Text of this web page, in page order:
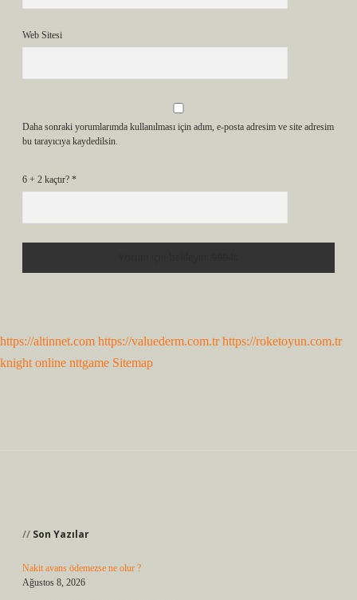
Web Sitesi
Daha sonraki yorumlarımda kullanılması için adım, e-posta adresim ve site adresim
bu tarayıcıya kaydedilsin.
6 + 2 kaçtır? *
https://altinnet.com https://valuederm.com.tr https://roketoyun.com.tr
knight online nttgame Sitemap
Son Yazılar
Nakit avans ödemezse ne olur ?
Ağustos 8, 2026